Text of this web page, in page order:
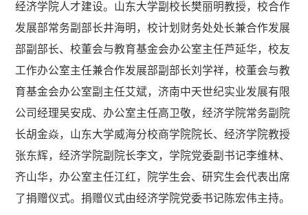
经济学院人才建设。山东大学副校长樊丽明教授，校合作
发展部常务副部长井海明，校计划财务处处长兼合作发展
部副部长、校董会与教育基金会办公室主任芦延华，校友
工作办公室主任兼合作发展部副部长刘学祥，校董会与教
育基金会办公室副主任艾斌，济南中天世纪实业发展有限
公司经理吴安成、办公室主任高卫敬，经济学院常务副院
长胡金焱，山东大学威海分校商学院院长、经济学院教授
张东辉，经济学院副院长李文，学院党委副书记李维林、
齐山华，办公室主任江红，院学生会、研究生会代表出席
了捐赠仪式。捐赠仪式由经济学院党委书记陈宏伟主持。